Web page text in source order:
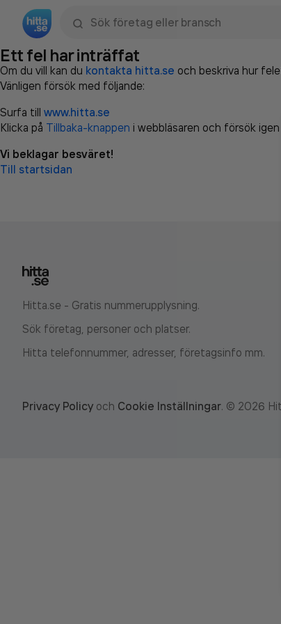
Ett fel har inträffat
Om du vill kan du kontakta hitta.se och beskriva hur
Vänligen försök med följande:
Surfa till www.hitta.se
Klicka på Tillbaka-knappen i webbläsaren och försök igen
Vi beklagar besväret!
Till startsidan
Hitta.se - Gratis nummerupplysning.
Sök företag, personer och platser.
Hitta telefonnummer, adresser, företagsinfo mm.
Privacy Policy och Cookie Inställningar. © 2026